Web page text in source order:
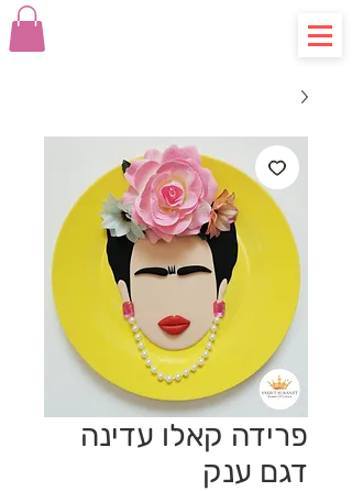
פרידה קאלו עדינה
דגם ענק